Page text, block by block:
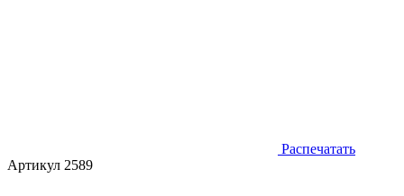
Распечатать
Артикул 2589